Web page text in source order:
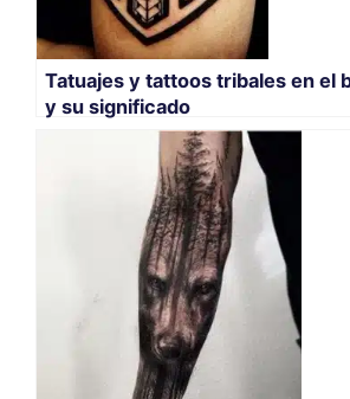
Tatuajes y tattoos tribales en el
y su significado